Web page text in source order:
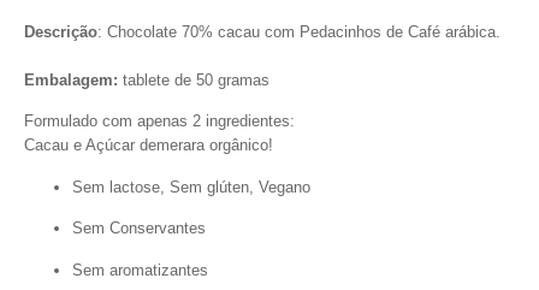
Descrição: Chocolate 70% cacau com Pedacinhos de Café arábica.
Embalagem: tablete de 50 gramas
Formulado com apenas 2 ingredientes:
Cacau e Açúcar demerara orgânico!
Sem lactose, Sem glúten, Vegano
Sem Conservantes
Sem aromatizantes